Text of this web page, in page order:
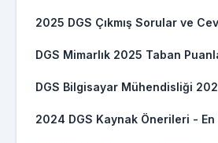
2025 DGS Çıkmış Sorular ve
DGS Mimarlık 2025 Taban
DGS Bilgisayar Mühendisliği
2024 DGS Kaynak Önerileri -